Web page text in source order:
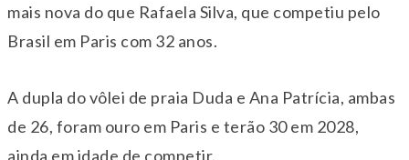
mais nova do que Rafaela Silva, que competiu pelo
Brasil em Paris com 32 anos.
A dupla do vôlei de praia Duda e Ana Patrícia, ambas
de 26, foram ouro em Paris e terão 30 em 2028,
ainda em idade de competir.